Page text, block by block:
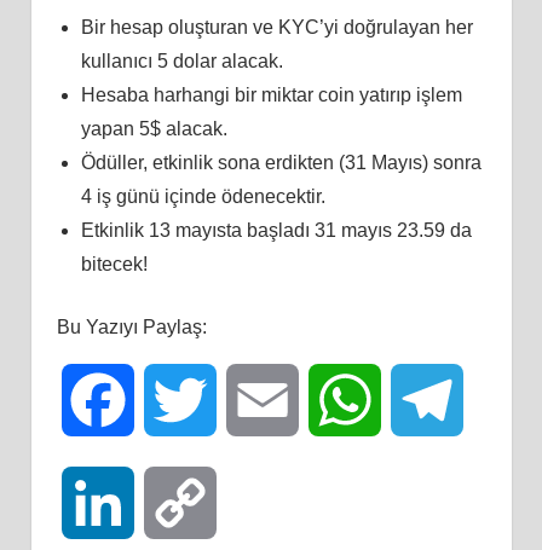
Bir hesap oluşturan ve KYC’yi doğrulayan her
kullanıcı 5 dolar alacak.
Hesaba harhangi bir miktar coin yatırıp işlem
yapan 5$ alacak.
Ödüller, etkinlik sona erdikten (31 Mayıs) sonra
4 iş günü içinde ödenecektir.
Etkinlik 13 mayısta başladı 31 mayıs 23.59 da
bitecek!
Bu Yazıyı Paylaş:
Facebook Twitter Email WhatsApp
LinkedIn